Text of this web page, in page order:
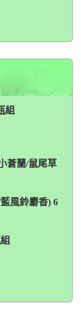
組
蒼蘭/鼠尾草
風鈴麝香) 6